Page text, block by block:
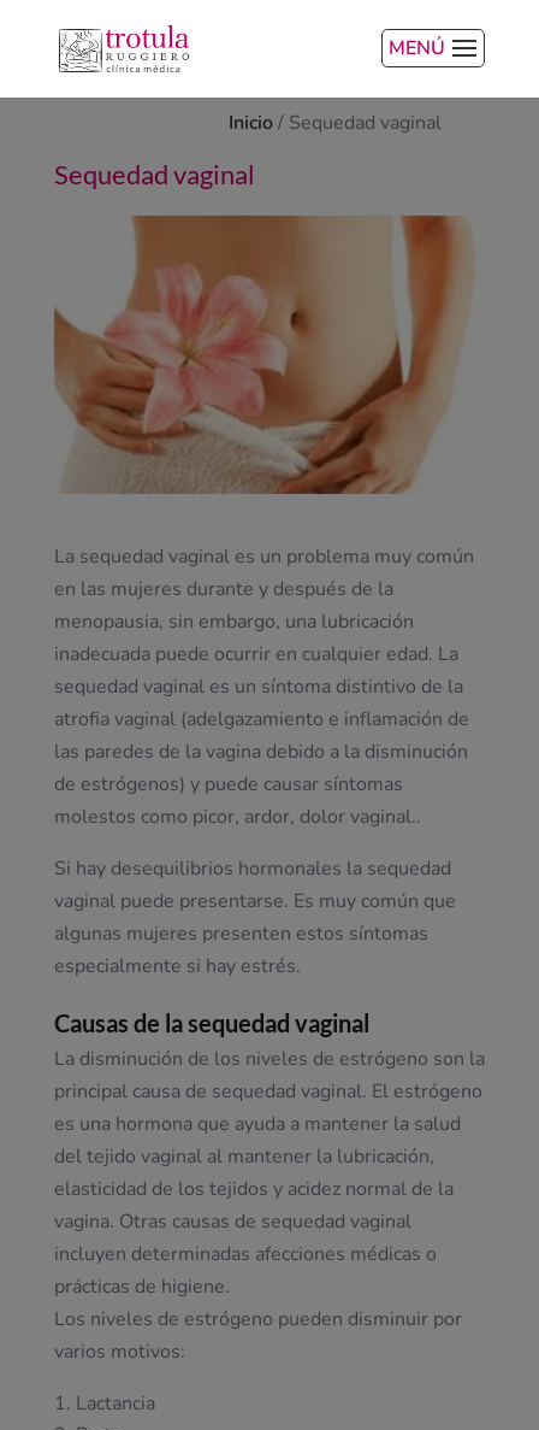
MENÚ
Inicio/ Sequedad vaginal
Sequedad vaginal
La sequedad vaginal es un problema muy común
en las mujeres durante y después de la
menopausia, sin embargo, una lubricación
inadecuada puede ocurrir en cualquier edad. La
sequedad vaginal es un síntoma distintivo de la
atrofia vaginal (adelgazamiento e inflamación de
las paredes de la vagina debido a la disminución
de estrógenos) y puede causar síntomas
molestos como picor, ardor, dolor vaginal..
Si hay desequilibrios hormonales la sequedad
vaginal puede presentarse. Es muy común que
algunas mujeres presenten estos síntomas
especialmente si hay estrés.
Causas de la sequedad vaginal
La disminución de los niveles de estrógeno son la
principal causa de sequedad vaginal. El estrógeno
es una hormona que ayuda a mantener la salud
del tejido vaginal al mantener la lubricación,
elasticidad de los tejidos y acidez normal de la
vagina. Otras causas de sequedad vaginal
incluyen determinadas afecciones médicas o
prácticas de higiene.
Los niveles de estrógeno pueden disminuir por
varios motivos:
Lactancia